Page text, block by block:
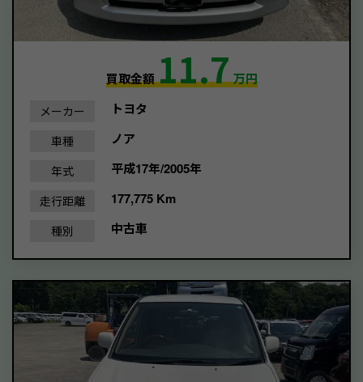
買取金額11.7万円
メーカー トヨタ
車種 ノア
年式 平成17年/2005年
走行距離 177,775 Km
種別 中古車